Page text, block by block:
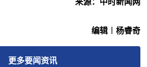
来源：中时新闻网
编辑︱杨睿奇
更多要闻资讯